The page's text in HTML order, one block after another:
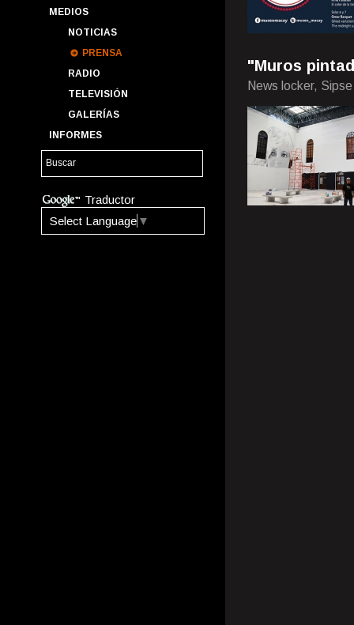
MEDIOS
NOTICIAS
PRENSA
RADIO
TELEVISIÓN
GALERÍAS
INFORMES
Traductor
Select Language ▼
"Muros
News locker, Sipse